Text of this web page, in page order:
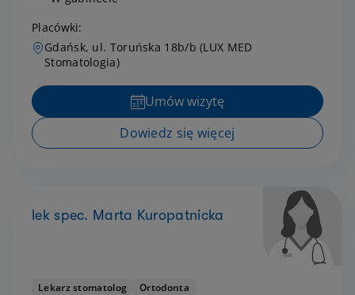
Placówki:
Gdańsk, ul. Toruńska 18b/b (LUX MED
Stomatologia)
Umów wizytę
Dowiedz się więcej
lek spec. Marta Kuropatnicka
Lekarz stomatolog Ortodonta